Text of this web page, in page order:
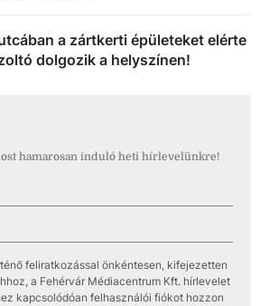
a zártkerti épületeket elérte
dolgozik a helyszínen!
hamarosan induló heti hírlevelünkre!
feliratkozással önkéntesen, kifejezetten
a Fehérvár Médiacentrum Kft. hírlevelet
kapcsolódóan felhasználói fiókot hozzon